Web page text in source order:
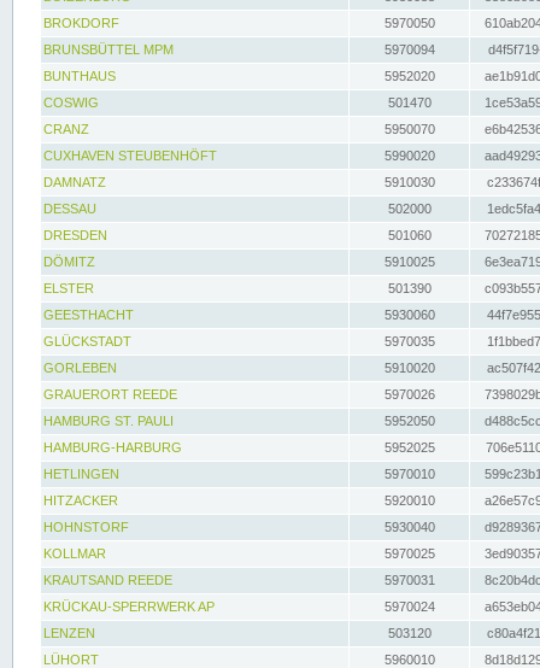
BROKDORF
5970050
BRUNSBÜTTEL MPM
5970094
BUNTHAUS
5952020
COSWIG
501470
CRANZ
5950070
CUXHAVEN STEUBENHÖFT
5990020
DAMNATZ
5910030
DESSAU
502000
DRESDEN
501060
DÖMITZ
5910025
ELSTER
501390
GEESTHACHT
5930060
GLÜCKSTADT
5970035
GORLEBEN
5910020
GRAUERORT REEDE
5970026
HAMBURG ST. PAULI
5952050
HAMBURG-HARBURG
5952025
HETLINGEN
5970010
HITZACKER
5920010
HOHNSTORF
5930040
KOLLMAR
5970025
KRAUTSAND REEDE
5970031
KRÜCKAU-SPERRWERK AP
5970024
LENZEN
503120
LÜHORT
5960010